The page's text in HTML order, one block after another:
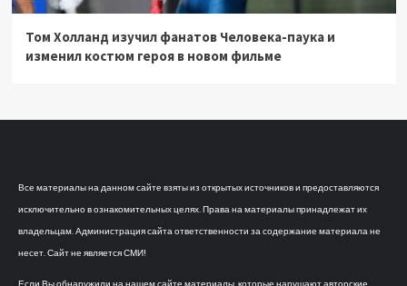
Том Холланд изучил фанатов Человека-паука и
изменил костюм героя в новом фильме
Все материалы на данном сайте взяты из открытых источников и предоставляются
исключительно в ознакомительных целях. Права на материалы принадлежат их
владельцам. Администрация сайта ответственности за содержание материала не
несет. Сайт не является СМИ!
Если Вы обнаружили на нашем сайте материалы, которые нарушают авторские